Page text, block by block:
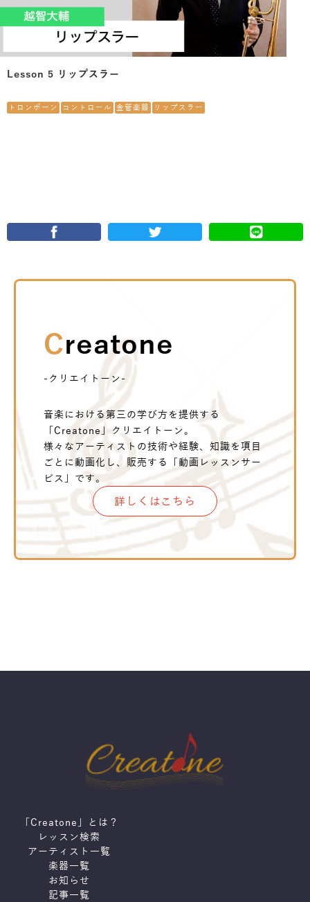
Lesson 5 リップスラー
トロンボーン コントロール 金管楽器 リップスラー
Creatone
-クリエイトーン-
音楽における第三の学び方を提供する
「Creatone」クリエイトーン。
様々なアーティストの技術や経験、知識を項目
ごとに動画化し、販売する「動画レッスンサー
ビス」です。
詳しくはこちら
「Creatone」とは？
レッスン検索
アーティスト一覧
楽器一覧
お知らせ
記事一覧